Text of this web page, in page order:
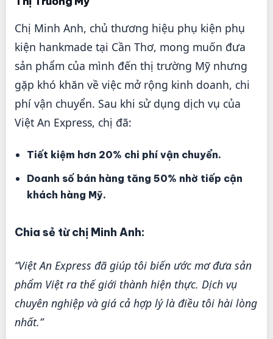
Chị Minh Anh, chủ thương hiệu phụ kiện phụ
kiện hankmade tại Cần Thơ, mong muốn đưa
sản phẩm của mình đến thị trường Mỹ nhưng
gặp khó khăn về việc mở rộng kinh doanh, chi
phí vận chuyển. Sau khi sử dụng dịch vụ của
Việt An Express, chị đã:
Tiết kiệm hơn 20% chi phí vận chuyển.
Doanh số bán hàng tăng 50% nhờ tiếp cận
khách hàng Mỹ.
Chia sẻ từ chị Minh Anh:
“Việt An Express đã giúp tôi biến ước mơ đưa sản
phẩm Việt ra thế giới thành hiện thực. Dịch vụ
chuyên nghiệp và giá cả hợp lý là điều tôi hài lòng
nhất.”